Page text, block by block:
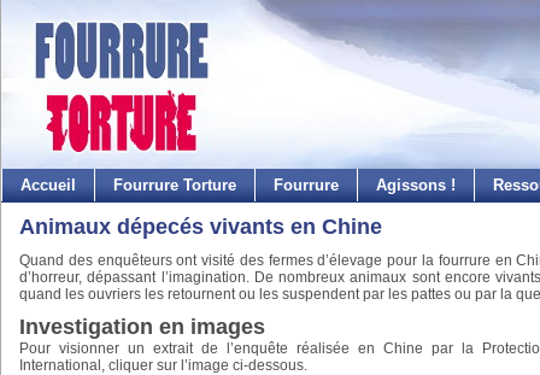
Accueil Fourrure Torture Fourrure Agissons !
Animaux dépecés vivants en Chine
Quand des enquêteurs ont visité des fermes d’élevage pour la fourrure en
d’horreur, dépassant l’imagination. De nombreux animaux sont encore
quand les ouvriers les retournent ou les suspendent par les pattes ou par la
Investigation en images
Pour visionner un extrait de l’enquête réalisée en Chine par la
International, cliquer sur l’image ci-dessous.